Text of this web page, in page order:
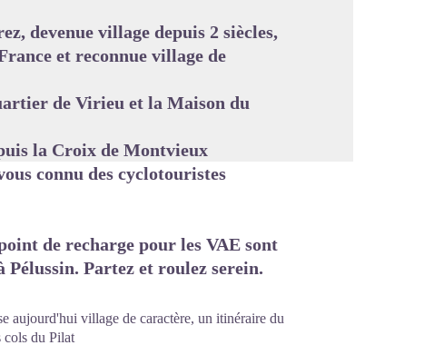
devenue village depuis 2 siècles,
et reconnue village de
de Virieu et la Maison du
la Croix de Montvieux
connu des cyclotouristes
de recharge pour les VAE sont
Partez et roulez serein.
aujourd'hui village de caractère, un itinéraire du
cols du Pilat